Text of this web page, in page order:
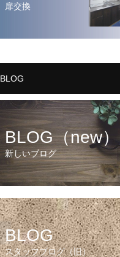
扉交換
BLOG
BLOG（new）
新しいブログ
BLOG
スタッフブログ（旧）